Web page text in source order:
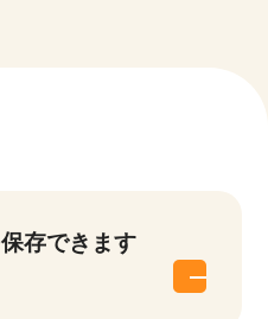
存できます